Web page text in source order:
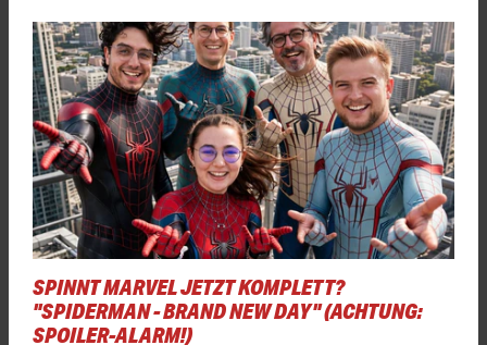
SPINNT MARVEL JETZT KOMPLETT?
"SPIDERMAN - BRAND NEW DAY" (ACHTUNG:
SPOILER-ALARM!)